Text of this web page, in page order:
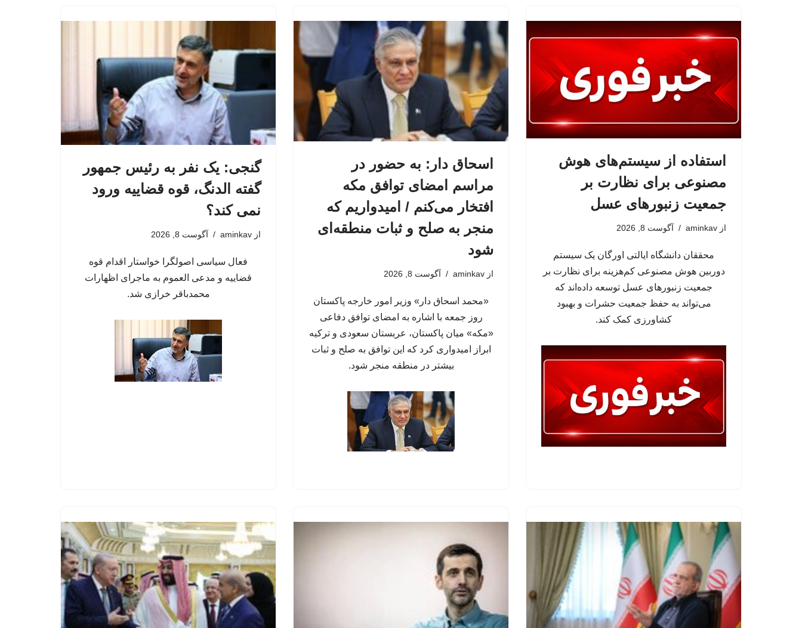
استفاده از سیستم‌های هوش
مصنوعی برای نظارت بر
جمعیت زنبورهای عسل
از aminkav آگوست 8, 2026
محققان دانشگاه ایالتی اورگان یک سیستم
دوربین هوش مصنوعی کم‌هزینه برای نظارت بر
جمعیت زنبورهای عسل توسعه داده‌اند که
می‌تواند به حفظ جمعیت حشرات و بهبود
کشاورزی کمک کند.
اسحاق‌ دار: به حضور در
مراسم امضای توافق مکه
افتخار می‌کنم / امیدواریم که
منجر به صلح و ثبات منطقه‌ای
شود
از aminkav آگوست 8, 2026
«محمد اسحاق دار» وزیر امور خارجه پاکستان
روز جمعه با اشاره به امضای توافق دفاعی
«مکه» میان پاکستان، عربستان سعودی و ترکیه
ابراز امیدواری کرد که این توافق به صلح و ثبات
بیشتر در منطقه منجر شود.
گنجی: یک نفر به رئیس جمهور
گفته الدنگ، قوه قضاییه ورود
نمی کند؟
از aminkav آگوست 8, 2026
فعال سیاسی اصولگرا خواستار اقدام قوه
قضاییه و مدعی العموم به ماجرای اظهارات
محمدباقر خرازی شد.